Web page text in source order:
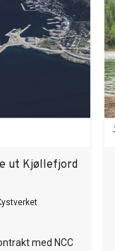
ut Kjøllefjord
med NCC